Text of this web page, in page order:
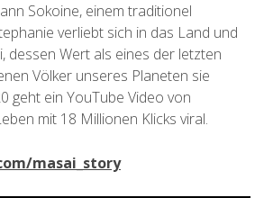
Sokoine, einem traditionel
verliebt sich in das Land und
dessen Wert als eines der letzten
Völker unseres Planeten sie
geht ein YouTube Video von
mit 18 Millionen Klicks viral.
masai_story